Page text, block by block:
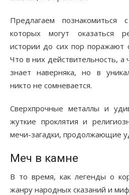
Предлагаем
которых могут оказаться
истории до сих пор поражают
Что в них действительность, а
знает наверняка, но в
никто не сомневается.
Сверхпрочные металлы и
жуткие проклятия и
мечи-загадки, продолжающие
Меч в камне
В то время, как легенды о
жанру народных сказаний и